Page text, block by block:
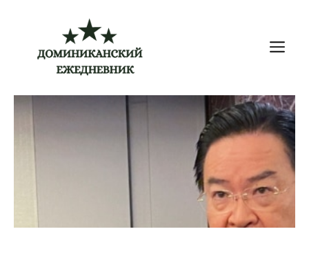
содержимому